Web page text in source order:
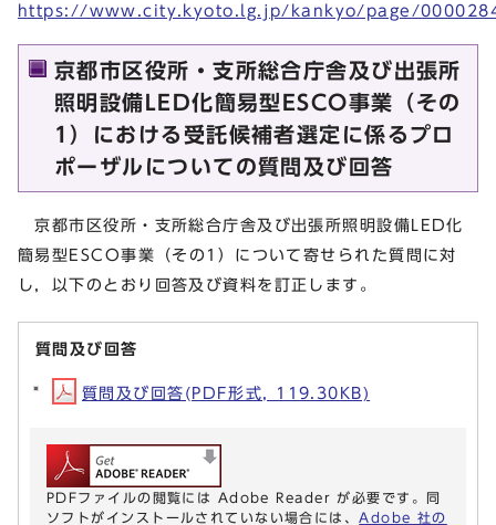
https://www.city.kyoto.lg.jp/kankyo/page/
京都市区役所・支所総合庁舎及び出張所
照明設備LED化簡易型ESCO事業（その
1）における受託候補者選定に係るプロ
ポーザルについての質問及び回答
京都市区役所・支所総合庁舎及び出張所照明設備LED化
簡易型ESCO事業（その1）について寄せられた質問に対
し，以下のとおり回答及び資料を訂正します。
質問及び回答
質問及び回答(PDF形式, 119.30KB)
PDFファイルの閲覧には Adobe Reader が必要です。同
ソフトがインストールされていない場合には、 Adobe 社の